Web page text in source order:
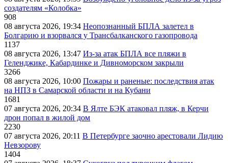
создателям «Колобка»
908
08 августа 2026, 19:34 Неопознанный БПЛА залетел в
Болгарию и взорвался у Трансбалканского газопровода
1137
08 августа 2026, 13:47 Из-за атак БПЛА все пляжи в
Геленджике, Кабардинке и Дивноморском закрыли
3266
08 августа 2026, 10:00 Пожары и раненые: последствия атак
на НПЗ в Самарской области и на Кубани
1681
07 августа 2026, 20:34 В Ялте БЭК атаковал пляж, в Керчи
дрон попал в жилой дом
2230
07 августа 2026, 20:11 В Петербурге заочно арестовали Лидию
Невзорову
1404